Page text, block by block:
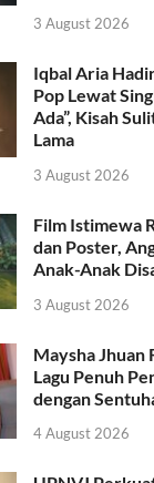
3 August 2026
Iqbal Aria
Pop Lewat
Ada”, Kisah
Lama
3 August 2026
Film Istimewa
dan Poster,
Anak-Anak
3 August 2026
Maysha Jhuan
Lagu Penuh
dengan
4 August 2026